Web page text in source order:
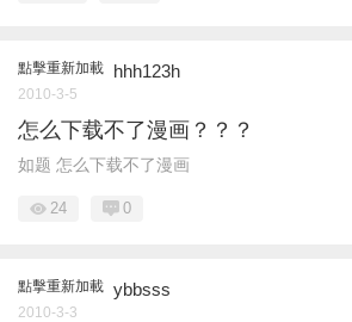
點擊重新加載 hhh123h
2010-3-5
怎么下载不了漫画？？？
如题 怎么下载不了漫画
24 0
點擊重新加載 ybbsss
2010-3-3